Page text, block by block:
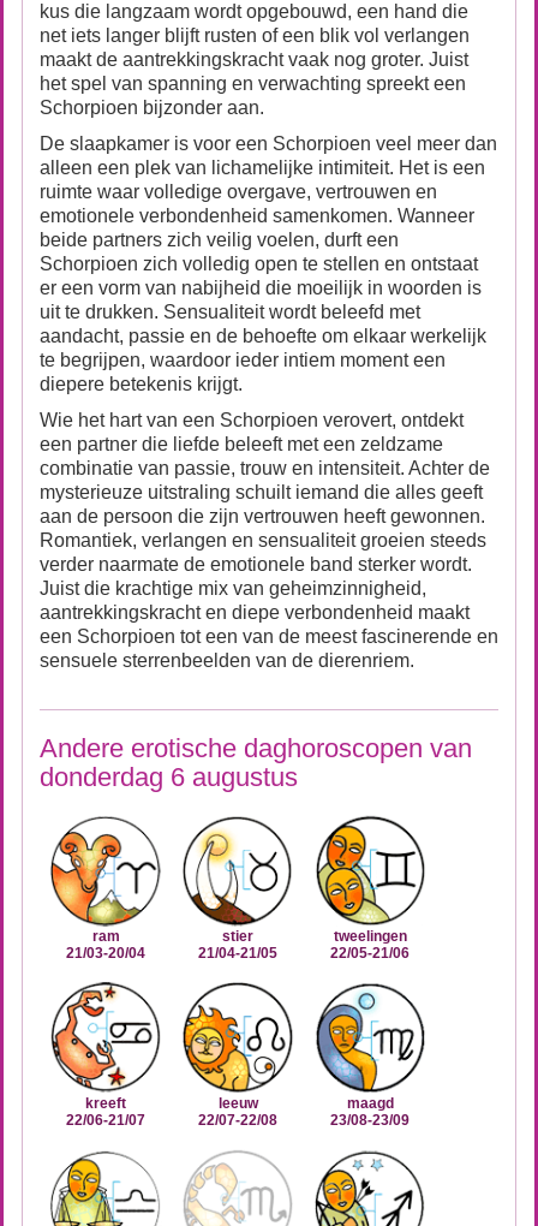
kus die langzaam wordt opgebouwd, een hand die
net iets langer blijft rusten of een blik vol verlangen
maakt de aantrekkingskracht vaak nog groter. Juist
het spel van spanning en verwachting spreekt een
Schorpioen bijzonder aan.
De slaapkamer is voor een Schorpioen veel meer dan
alleen een plek van lichamelijke intimiteit. Het is een
ruimte waar volledige overgave, vertrouwen en
emotionele verbondenheid samenkomen. Wanneer
beide partners zich veilig voelen, durft een
Schorpioen zich volledig open te stellen en ontstaat
er een vorm van nabijheid die moeilijk in woorden is
uit te drukken. Sensualiteit wordt beleefd met
aandacht, passie en de behoefte om elkaar werkelijk
te begrijpen, waardoor ieder intiem moment een
diepere betekenis krijgt.
Wie het hart van een Schorpioen verovert, ontdekt
een partner die liefde beleeft met een zeldzame
combinatie van passie, trouw en intensiteit. Achter de
mysterieuze uitstraling schuilt iemand die alles geeft
aan de persoon die zijn vertrouwen heeft gewonnen.
Romantiek, verlangen en sensualiteit groeien steeds
verder naarmate de emotionele band sterker wordt.
Juist die krachtige mix van geheimzinnigheid,
aantrekkingskracht en diepe verbondenheid maakt
een Schorpioen tot een van de meest fascinerende en
sensuele sterrenbeelden van de dierenriem.
Andere erotische daghoroscopen van
donderdag 6 augustus
ram
21/03-20/04
stier
21/04-21/05
tweelingen
22/05-21/06
kreeft
22/06-21/07
leeuw
22/07-22/08
maagd
23/08-23/09